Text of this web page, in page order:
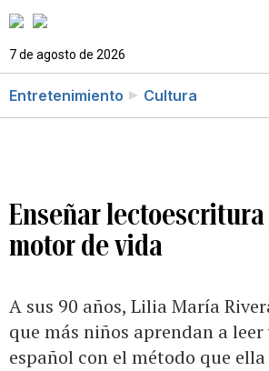
7 de agosto de 2026
Entretenimiento Cultura
Enseñar lectoescritura
motor de vida
A sus 90 años, Lilia María
que más niños aprendan a
español con el método que